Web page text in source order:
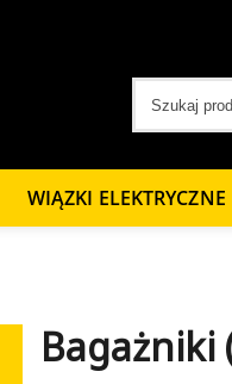
WIĄZKI ELEKTRYCZNE
Bagażniki